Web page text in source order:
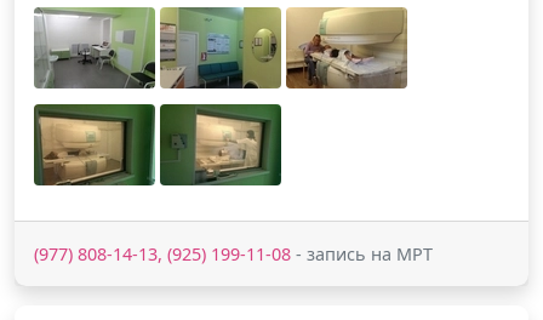
(977) 808-14-13, (925) 199-11-08 - запись на МРТ